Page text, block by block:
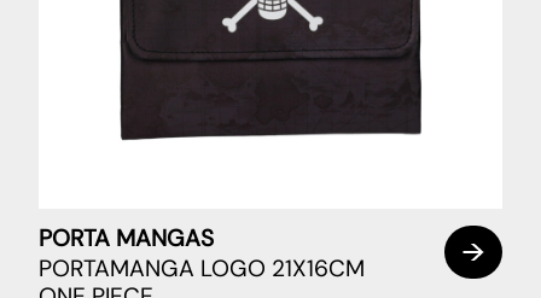
PORTA MANGAS
PORTAMANGA LOGO 21X16CM